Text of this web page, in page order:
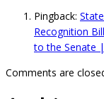
Pingback:
Recognition
to the Senate
Comments are